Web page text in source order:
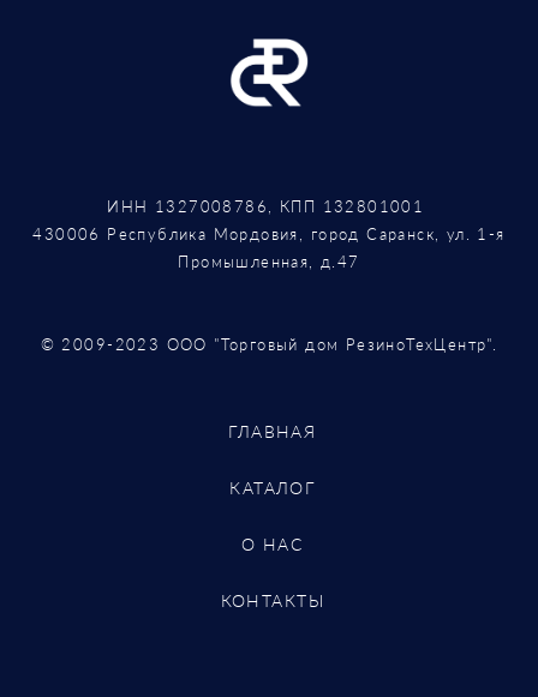
ИНН 1327008786, КПП 132801001
430006 Республика Мордовия, город Саранск, ул. 1-я
Промышленная, д.47
© 2009-2023 ООО "Торговый дом РезиноТехЦентр".
ГЛАВНАЯ
КАТАЛОГ
О НАС
КОНТАКТЫ